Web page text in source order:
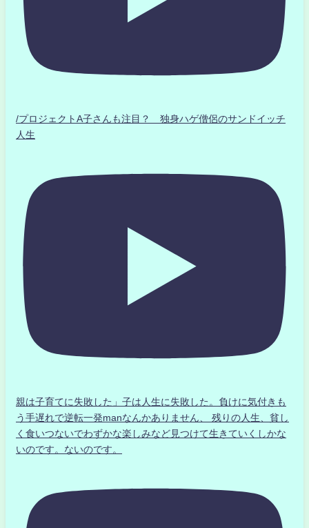
/プロジェクトA子さんも注目？ 独身ハゲ僧侶のサンドイッチ
人生
親は子育てに失敗した」子は人生に失敗した。負けに気付きも
う手遅れで逆転一発manなんかありません、 残りの人生、貧し
く食いつないでわずかな楽しみなど見つけて生きていくしかな
いのです。ないのです。